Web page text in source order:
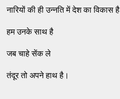
नारियों की ही उन्नति में देश का विकास है
हम उनके साथ है
जब चाहे सेंक ले
तंदूर तो अपने हाथ है।